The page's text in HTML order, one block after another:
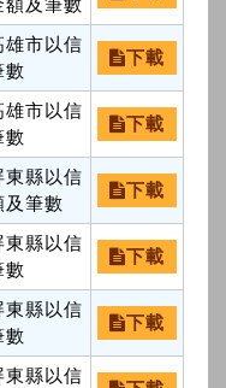
額及筆數
雄市以信
數
下載
雄市以信
數
下載
東縣以信
及筆數
下載
東縣以信
數
下載
東縣以信
數
下載
東縣以信